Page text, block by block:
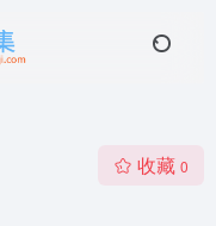
收藏 0